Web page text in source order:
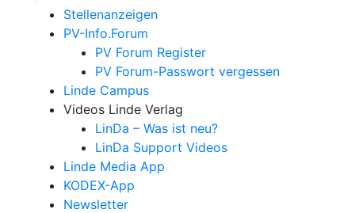
Stellenanzeigen
PV-Info.Forum
PV Forum Register
PV Forum-Passwort vergessen
Linde Campus
Videos Linde Verlag
LinDa – Was ist neu?
LinDa Support Videos
Linde Media App
KODEX-App
Newsletter